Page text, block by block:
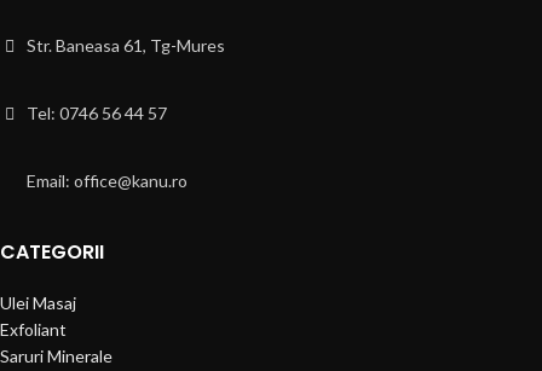
Str. Baneasa 61, Tg-Mures
Tel: 0746 56 44 57
Email: office@kanu.ro
CATEGORII
Ulei Masaj
Exfoliant
Saruri Minerale